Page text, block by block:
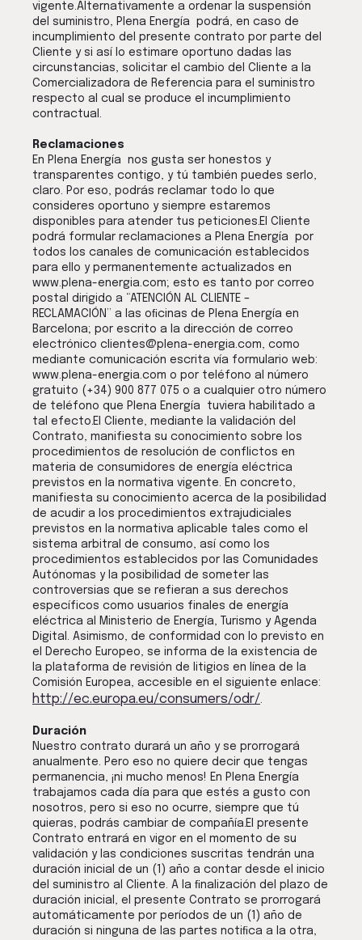
vigente.Alternativamente a ordenar la suspensión
del suministro, Plena Energía podrá, en caso de
incumplimiento del presente contrato por parte del
Cliente y si así lo estimare oportuno dadas las
circunstancias, solicitar el cambio del Cliente a la
Comercializadora de Referencia para el suministro
respecto al cual se produce el incumplimiento
contractual.
Reclamaciones
En Plena Energía nos gusta ser honestos y
transparentes contigo, y tú también puedes serlo,
claro. Por eso, podrás reclamar todo lo que
consideres oportuno y siempre estaremos
disponibles para atender tus peticiones.El Cliente
podrá formular reclamaciones a Plena Energía por
todos los canales de comunicación establecidos
para ello y permanentemente actualizados en
www.plena-energia.com; esto es tanto por correo
postal dirigido a “ATENCIÓN AL CLIENTE –
RECLAMACIÓN” a las oﬁcinas de Plena Energía en
Barcelona; por escrito a la dirección de correo
electrónico clientes@plena-energia.com, como
mediante comunicación escrita vía formulario web:
www.plena-energia.com o por teléfono al número
gratuito (+34) 900 877 075 o a cualquier otro número
de teléfono que Plena Energía tuviera habilitado a
tal efecto.El Cliente, mediante la validación del
Contrato, manifiesta su conocimiento sobre los
procedimientos de resolución de conflictos en
materia de consumidores de energía eléctrica
previstos en la normativa vigente. En concreto,
manifiesta su conocimiento acerca de la posibilidad
de acudir a los procedimientos extrajudiciales
previstos en la normativa aplicable tales como el
sistema arbitral de consumo, así como los
procedimientos establecidos por las Comunidades
Autónomas y la posibilidad de someter las
controversias que se refieran a sus derechos
específicos como usuarios finales de energía
eléctrica al Ministerio de Energía, Turismo y Agenda
Digital. Asimismo, de conformidad con lo previsto en
el Derecho Europeo, se informa de la existencia de
la plataforma de revisión de litigios en línea de la
Comisión Europea, accesible en el siguiente enlace:
http://ec.europa.eu/consumers/odr/.
Duración
Nuestro contrato durará un año y se prorrogará
anualmente. Pero eso no quiere decir que tengas
permanencia, ¡ni mucho menos! En Plena Energía
trabajamos cada día para que estés a gusto con
nosotros, pero si eso no ocurre, siempre que tú
quieras, podrás cambiar de compañía.El presente
Contrato entrará en vigor en el momento de su
validación y las condiciones suscritas tendrán una
duración inicial de un (1) año a contar desde el inicio
del suministro al Cliente. A la ﬁnalización del plazo de
duración inicial, el presente Contrato se prorrogará
automáticamente por períodos de un (1) año de
duración si ninguna de las partes notiﬁca a la otra,